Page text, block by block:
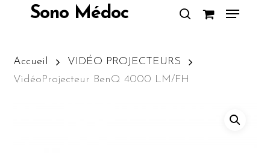
content
Sono Médoc Menu
Accueil
VIDÉO PROJECTEURS
VidéoProjecteur BenQ 4000 LM/FH